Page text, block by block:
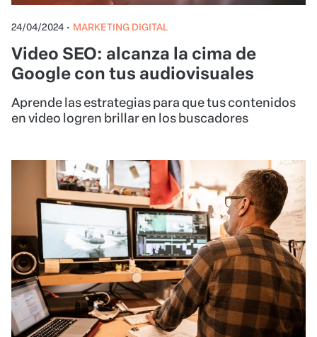
24/04/2024 • MARKETING DIGITAL
Video SEO: alcanza la cima de
Google con tus audiovisuales
Aprende las estrategias para que tus contenidos
en video logren brillar en los buscadores